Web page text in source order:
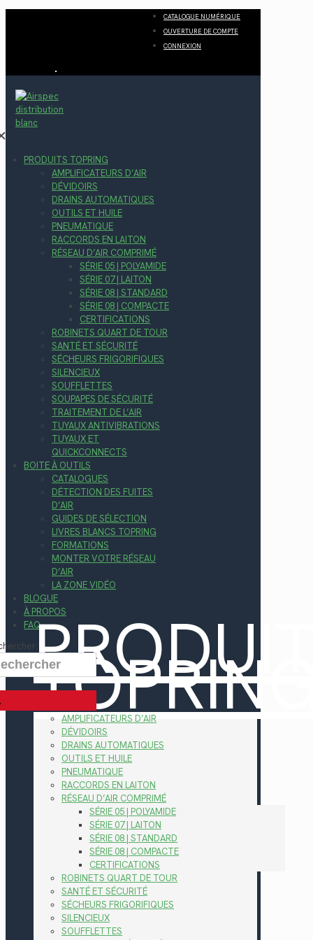
CATALOGUE NUMÉRIQUE
OUVERTURE DE COMPTE
CONNEXION
PRODUITS TOPRING
AMPLIFICATEURS D’AIR
DÉVIDOIRS
DRAINS AUTOMATIQUES
OUTILS ET HUILE
PNEUMATIQUE
RACCORDS EN LAITON
RÉSEAU D’AIR COMPRIMÉ
SÉRIE 05 | POLYAMIDE
SÉRIE 07 | LAITON
SÉRIE 08 | STANDARD
SÉRIE 08 | COMPACTE
CERTIFICATIONS
ROBINETS QUART DE TOUR
SANTÉ ET SÉCURITÉ
SÉCHEURS FRIGORIFIQUES
SILENCIEUX
SOUFFLETTES
SOUPAPES DE SÉCURITÉ
TRAITEMENT DE L’AIR
TUYAUX ANTIVIBRATIONS
TUYAUX ET
QUICKCONNECTS
BOITE À OUTILS
CATALOGUES
DÉTECTION DES FUITES
D’AIR
GUIDES DE SÉLECTION
LIVRES BLANCS TOPRING
FORMATIONS
MONTER VOTRE RÉSEAU
D’AIR
LA ZONE VIDÉO
BLOGUE
À PROPOS
FAQ
AMPLIFICATEURS D’AIR
DÉVIDOIRS
DRAINS AUTOMATIQUES
OUTILS ET HUILE
PNEUMATIQUE
RACCORDS EN LAITON
RÉSEAU D’AIR COMPRIMÉ
SÉRIE 05 | POLYAMIDE
SÉRIE 07 | LAITON
SÉRIE 08 | STANDARD
SÉRIE 08 | COMPACTE
CERTIFICATIONS
ROBINETS QUART DE TOUR
SANTÉ ET SÉCURITÉ
SÉCHEURS FRIGORIFIQUES
SILENCIEUX
SOUFFLETTES